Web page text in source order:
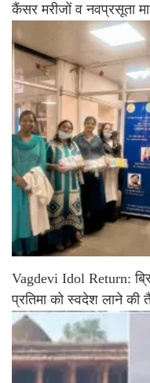
कैंसर मरीजों व नवप्रसूता
Vagdevi Idol Return:
प्रतिमा को स्वदेश लाने की